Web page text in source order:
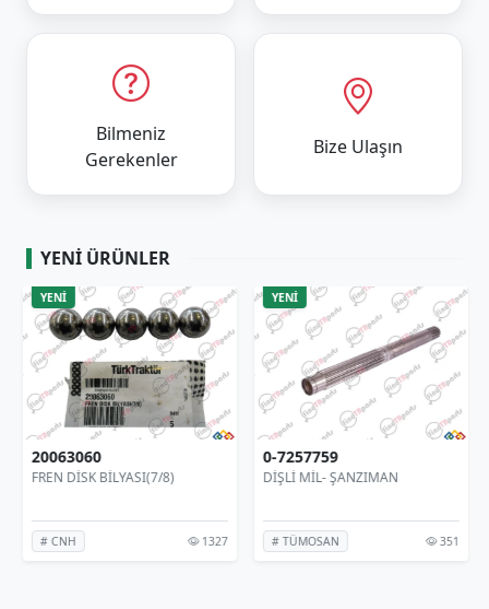
Bilmeniz
Gerekenler
Bize Ulaşın
YENI ÜRÜNLER
YENİ
20063060
FREN DİSK BİLYASI(7/8)
# CNH 1327
YENİ
0-7257759
DİŞLİ MİL- ŞANZIMAN
# TÜMOSAN 351